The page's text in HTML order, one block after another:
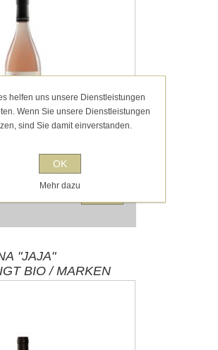
Lebensmittel-
€ pro 1 l
"JAJA"
FONTEZOPPA IGT BIO / MARKEN
helfen uns unsere Dienstleistungen
Wenn Sie unsere Dienstleistungen
sind Sie damit einverstanden.
OK
Mehr dazu